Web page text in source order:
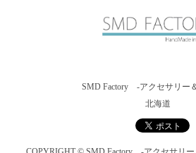
SMD Factory -アクセサリー
北海道